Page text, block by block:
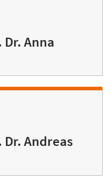
Anna
Dr. Andreas